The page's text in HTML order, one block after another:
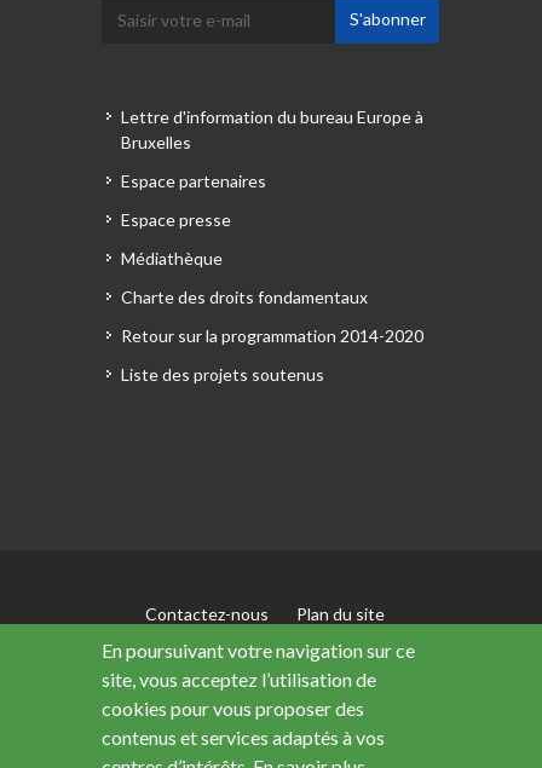
En poursuivant votre navigation sur ce
site, vous acceptez l’utilisation de
cookies pour vous proposer des
contenus et services adaptés à vos
Lettre d'information du bureau Europe à
Bruxelles
Espace partenaires
Espace presse
Médiathèque
Charte des droits fondamentaux
Retour sur la programmation 2014-2020
Liste des projets soutenus
Contactez-nous
Plan du site
Mentions légales
Accessibilité : non conforme
Données personnelles